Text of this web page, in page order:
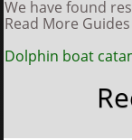
We have found
Read More
Dolphin boat